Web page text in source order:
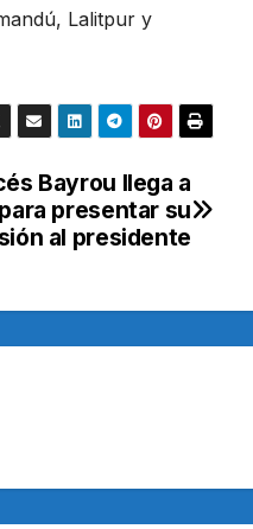
Lalitpur y
Bayrou llega a
presentar su
al presidente